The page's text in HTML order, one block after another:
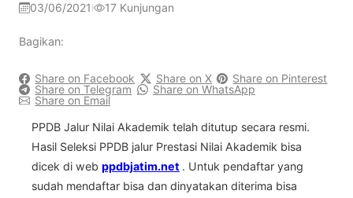
03/06/2021 17 Kunjungan
Bagikan:
Share on Facebook Share on X
Share on Pinterest
Share on Telegram
Share on WhatsApp
Share on Email
PPDB Jalur Nilai Akademik telah ditutup secara resmi.
Hasil Seleksi PPDB jalur Prestasi Nilai Akademik bisa
dicek di web ppdbjatim.net . Untuk pendaftar yang
sudah mendaftar bisa dan dinyatakan diterima bisa